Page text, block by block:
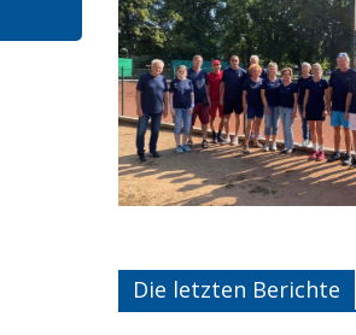
Die letzten Berichte